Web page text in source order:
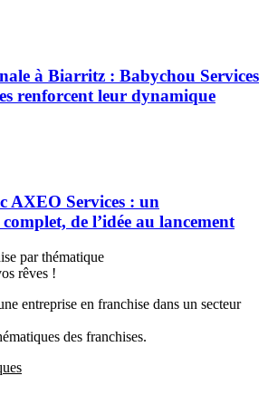
à Biarritz : Babychou Services
renforcent leur dynamique
AXEO Services : un
de l’idée au lancement
par thématique
rêves !
entreprise en franchise dans un secteur
des franchises.